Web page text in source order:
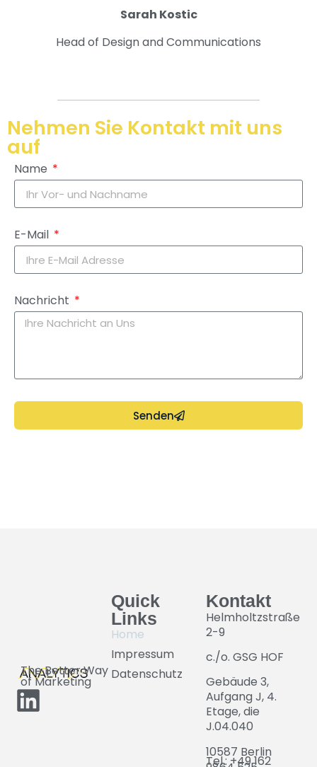
Sarah Kostic
Head of Design and Communications
Nehmen Sie Kontakt mit uns
auf
Name
E-Mail
Nachricht
Senden
The Better Way
of Marketing
Quick
Links
Home
Impressum
Datenschutz
Kontakt
Helmholtzstraße
2-9
c./o. GSG HOF
Gebäude 3,
Aufgang J, 4.
Etage, die
J.04.040
10587 Berlin
Tel.: +49 162